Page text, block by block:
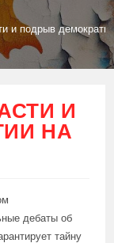
и подрыв
И
НА
дебаты об
тайну